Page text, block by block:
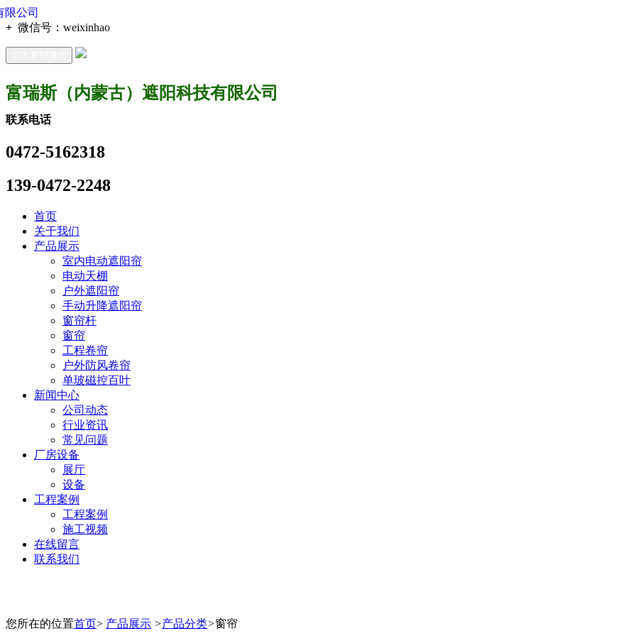
+ 微信号： weixinhao
富瑞斯（内蒙古）遮阳科技有限公司
联系电话
0472-5162318
139-0472-2248
首页
关于我们
产品展示
室内电动遮阳帘
电动天棚
户外遮阳帘
手动升降遮阳帘
窗帘杆
窗帘
工程卷帘
户外防风卷帘
单玻磁控百叶
新闻中心
公司动态
行业资讯
常见问题
厂房设备
展厅
设备
工程案例
工程案例
施工视频
在线留言
联系我们
您所在的位置首页> 产品展示 >产品分类>窗帘